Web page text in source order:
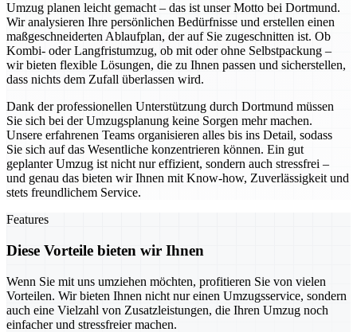
Umzug planen leicht gemacht – das ist unser Motto bei Dortmund.
Wir analysieren Ihre persönlichen Bedürfnisse und erstellen einen
maßgeschneiderten Ablaufplan, der auf Sie zugeschnitten ist. Ob
Kombi- oder Langfristumzug, ob mit oder ohne Selbstpackung –
wir bieten flexible Lösungen, die zu Ihnen passen und sicherstellen,
dass nichts dem Zufall überlassen wird.
Dank der professionellen Unterstützung durch Dortmund müssen
Sie sich bei der Umzugsplanung keine Sorgen mehr machen.
Unsere erfahrenen Teams organisieren alles bis ins Detail, sodass
Sie sich auf das Wesentliche konzentrieren können. Ein gut
geplanter Umzug ist nicht nur effizient, sondern auch stressfrei –
und genau das bieten wir Ihnen mit Know-how, Zuverlässigkeit und
stets freundlichem Service.
Features
Diese Vorteile bieten wir Ihnen
Wenn Sie mit uns umziehen möchten, profitieren Sie von vielen
Vorteilen. Wir bieten Ihnen nicht nur einen Umzugsservice, sondern
auch eine Vielzahl von Zusatzleistungen, die Ihren Umzug noch
einfacher und stressfreier machen.